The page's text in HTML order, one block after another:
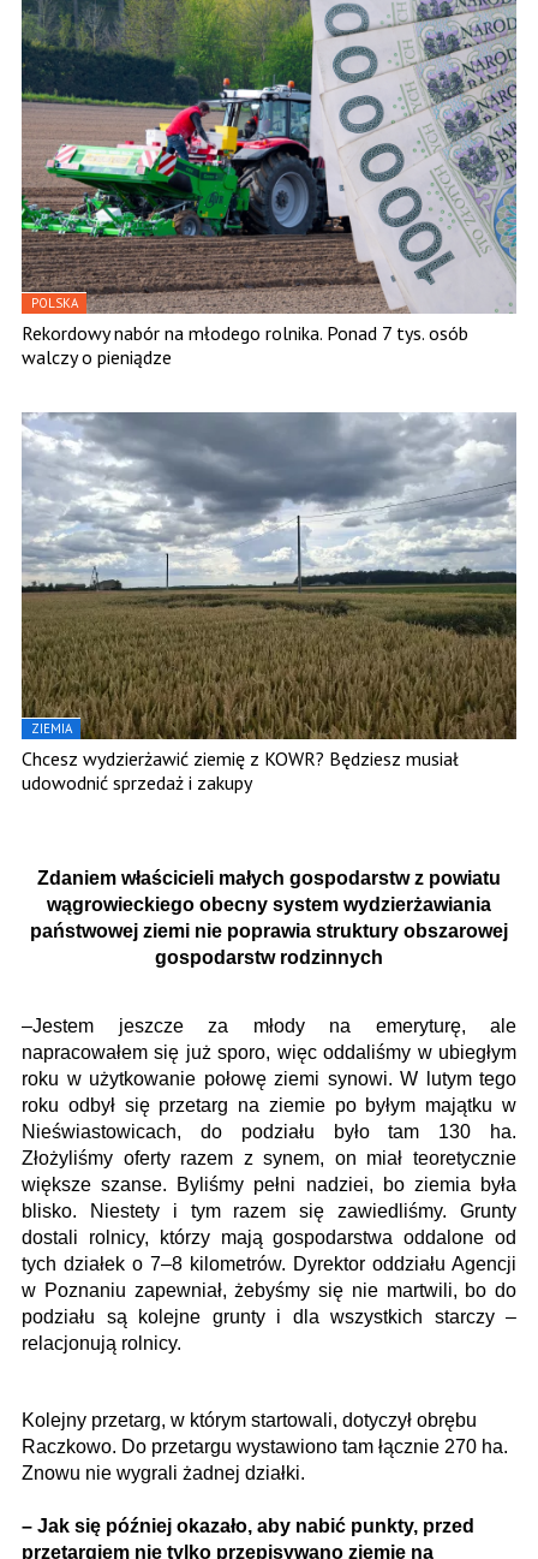
POLSKA
Rekordowy nabór na młodego rolnika. Ponad 7 tys. osób
walczy o pieniądze
ZIEMIA
Chcesz wydzierżawić ziemię z KOWR? Będziesz musiał
udowodnić sprzedaż i zakupy
Zdaniem właścicieli małych gospodarstw z powiatu
wągrowieckiego obecny system wydzierżawiania
państwowej ziemi nie poprawia struktury obszarowej
gospodarstw rodzinnych
–Jestem jeszcze za młody na emeryturę, ale
napracowałem się już sporo, więc oddaliśmy w ubiegłym
roku w użytkowanie połowę ziemi synowi. W lutym tego
roku odbył się przetarg na ziemie po byłym majątku w
Nieświastowicach, do podziału było tam 130 ha.
Złożyliśmy oferty razem z synem, on miał teoretycznie
większe szanse. Byliśmy pełni nadziei, bo ziemia była
blisko. Niestety i tym razem się zawiedliśmy. Grunty
dostali rolnicy, którzy mają gospodarstwa oddalone od
tych działek o 7–8 kilometrów. Dyrektor oddziału Agencji
w Poznaniu zapewniał, żebyśmy się nie martwili, bo do
podziału są kolejne grunty i dla wszystkich starczy –
relacjonują rolnicy.
Kolejny przetarg, w którym startowali, dotyczył obrębu
Raczkowo. Do przetargu wystawiono tam łącznie 270 ha.
Znowu nie wygrali żadnej działki.
– Jak się później okazało, aby nabić punkty, przed
przetargiem nie tylko przepisywano ziemię na